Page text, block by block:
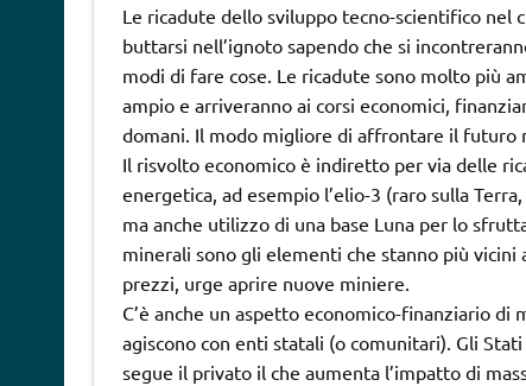
Le ricadute dello sviluppo tecno-scientifico nel
buttarsi nell’ignoto sapendo che si
modi di fare cose. Le ricadute sono molto più
ampio e arriveranno ai corsi economici,
domani. Il modo migliore di affrontare il futuro
Il risvolto economico è indiretto per via delle
energetica, ad esempio l’elio-3 (raro sulla
ma anche utilizzo di una base Luna per lo
minerali sono gli elementi che stanno più
prezzi, urge aprire nuove miniere.
C’è anche un aspetto economico-finanziario di
agiscono con enti statali (o comunitari). Gli
segue il privato il che aumenta l’impatto di